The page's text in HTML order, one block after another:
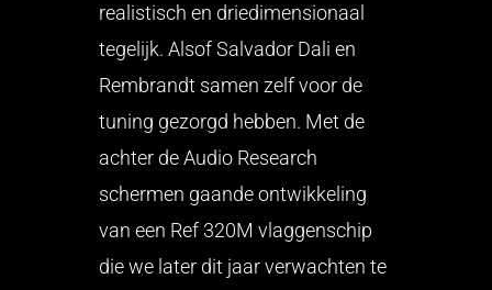
realistisch en driedimensionaal
tegelijk. Alsof Salvador Dali en
Rembrandt samen zelf voor de
tuning gezorgd hebben. Met de
achter de Audio Research
schermen gaande ontwikkeling
van een Ref 320M vlaggenschip
die we later dit jaar verwachten te